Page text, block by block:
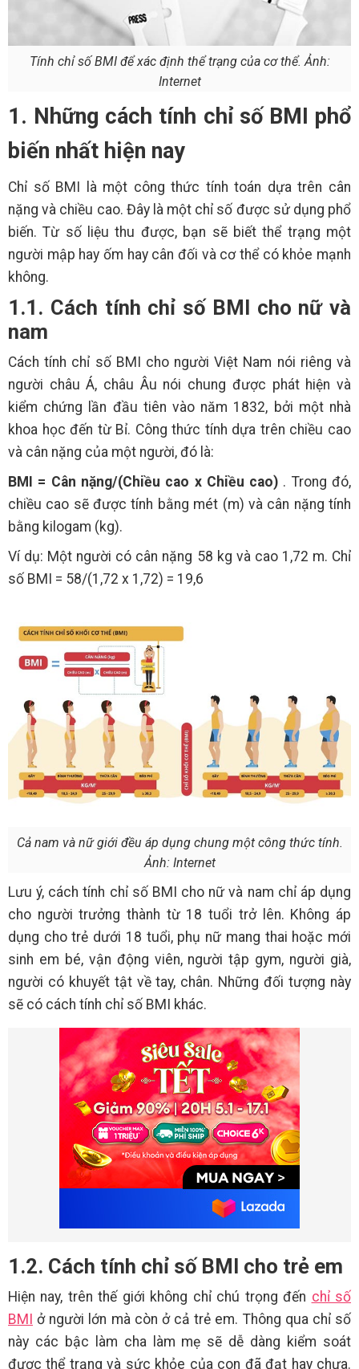
Tính chỉ số BMI để xác định thể trạng của cơ thể. Ảnh:
Internet
1. Những cách tính chỉ số BMI phổ
biến nhất hiện nay
Chỉ số BMI là một công thức tính toán dựa trên cân
nặng và chiều cao. Đây là một chỉ số được sử dụng phổ
biến. Từ số liệu thu được, bạn sẽ biết thể trạng một
người mập hay ốm hay cân đối và cơ thể có khỏe mạnh
không.
1.1. Cách tính chỉ số BMI cho nữ và
nam
Cách tính chỉ số BMI cho người Việt Nam nói riêng và
người châu Á, châu Âu nói chung được phát hiện và
kiểm chứng lần đầu tiên vào năm 1832, bởi một nhà
khoa học đến từ Bỉ. Công thức tính dựa trên chiều cao
và cân nặng của một người, đó là:
BMI = Cân nặng/(Chiều cao x Chiều cao) . Trong đó,
chiều cao sẽ được tính bằng mét (m) và cân nặng tính
bằng kilogam (kg).
Ví dụ: Một người có cân nặng 58 kg và cao 1,72 m. Chỉ
số BMI = 58/(1,72 x 1,72) = 19,6
Cả nam và nữ giới đều áp dụng chung một công thức tính.
Ảnh: Internet
Lưu ý, cách tính chỉ số BMI cho nữ và nam chỉ áp dụng
cho người trưởng thành từ 18 tuổi trở lên. Không áp
dụng cho trẻ dưới 18 tuổi, phụ nữ mang thai hoặc mới
sinh em bé, vận động viên, người tập gym, người già,
người có khuyết tật về tay, chân. Những đối tượng này
sẽ có cách tính chỉ số BMI khác.
1.2. Cách tính chỉ số BMI cho trẻ em
Hiện nay, trên thế giới không chỉ chú trọng đến chỉ số
BMI ở người lớn mà còn ở cả trẻ em. Thông qua chỉ số
này các bậc làm cha làm mẹ sẽ dễ dàng kiểm soát
được thể trạng và sức khỏe của con đã đạt hay chưa.